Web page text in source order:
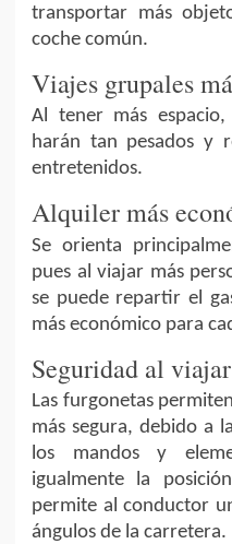
transportar más
coche común.
Viajes grupales
Al tener más
harán tan pesados y
entretenidos.
Alquiler más
Se orienta
pues al viajar más
se puede repartir el
más económico para
Seguridad al viajar
Las furgonetas
más segura, debido a
los mandos y
igualmente la
permite al conductor
ángulos de la carretera.